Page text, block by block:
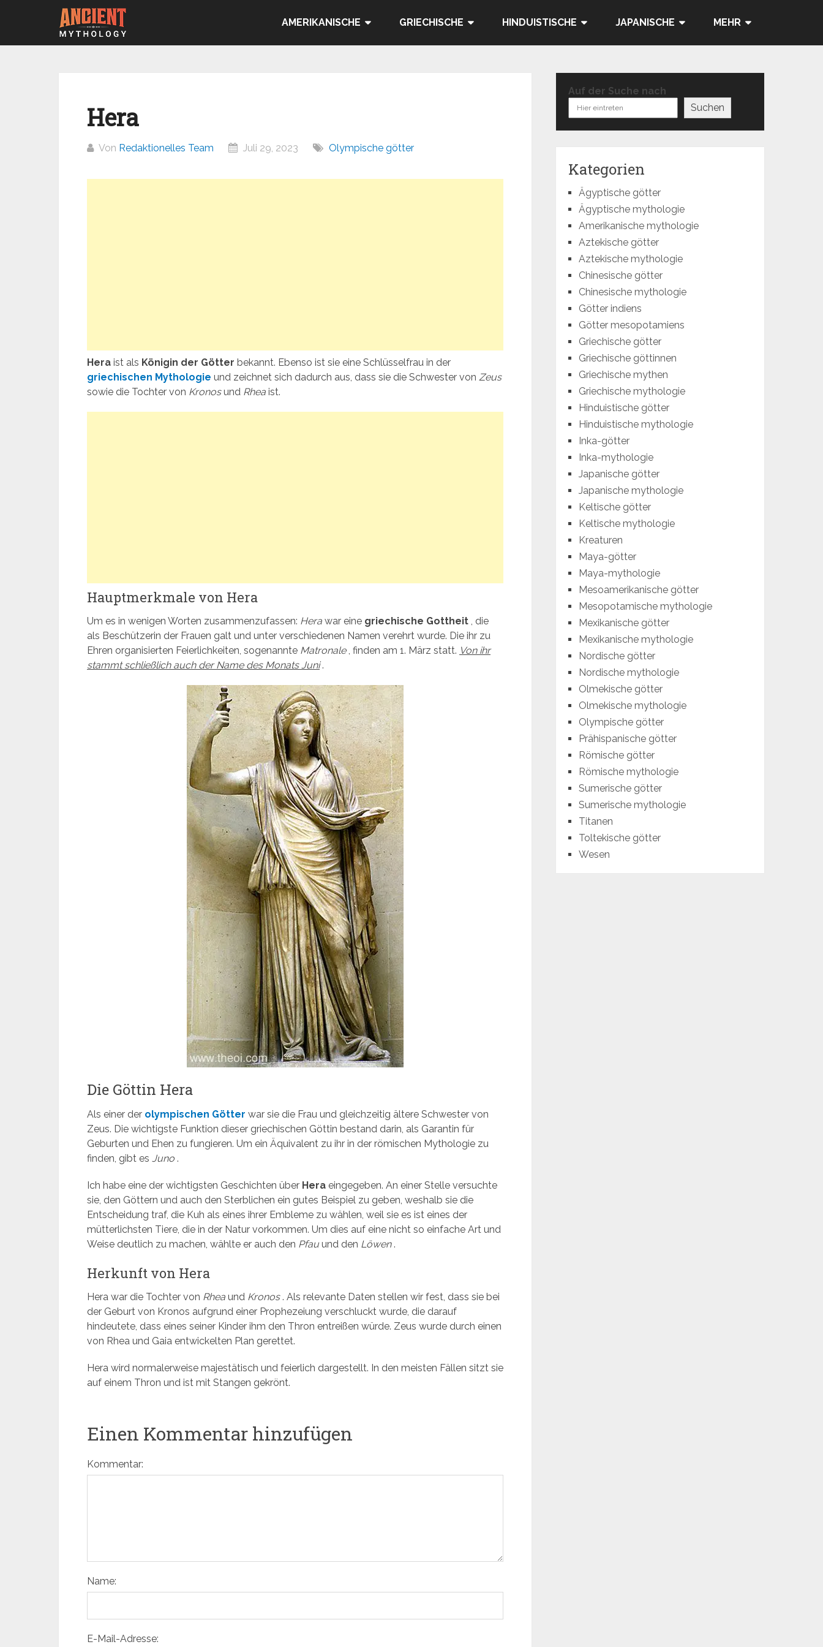
AMERIKANISCHE GRIECHISCHE HINDUISTISCHE JAPANISCHE MEHR
Hera
Von Redaktionelles Team Juli 29, 2023 Olympische götter
Hera ist als Königin der Götter bekannt. Ebenso ist sie eine Schlüsselfrau in der
griechischen Mythologie und zeichnet sich dadurch aus, dass sie die Schwester von Zeus
sowie die Tochter von Kronosund Rhea ist.
Hauptmerkmale von Hera
Um es in wenigen Worten zusammenzufassen: Hera war eine griechische Gottheit , die
als Beschützerin der Frauen galt und unter verschiedenen Namen verehrt wurde. Die ihr zu
Ehren organisierten Feierlichkeiten, sogenannte Matronale, finden am 1. März statt. Von ihr
stammt schließlich auch der Name des Monats Juni.
Die Göttin Hera
Als einer der olympischen Götter war sie die Frau und gleichzeitig ältere Schwester von
Zeus. Die wichtigste Funktion dieser griechischen Göttin bestand darin, als Garantin für
Geburten und Ehen zu fungieren. Um ein Äquivalent zu ihr in der römischen Mythologie zu
finden, gibt es Juno .
Ich habe eine der wichtigsten Geschichten über Hera eingegeben. An einer Stelle versuchte
sie, den Göttern und auch den Sterblichen ein gutes Beispiel zu geben, weshalb sie die
Entscheidung traf, die Kuh als eines ihrer Embleme zu wählen, weil sie es ist eines der
mütterlichsten Tiere, die in der Natur vorkommen. Um dies auf eine nicht so einfache Art und
Weise deutlich zu machen, wählte er auch den Pfau und den Löwen.
Herkunft von Hera
Hera war die Tochter von Rhea und Kronos. Als relevante Daten stellen wir fest, dass sie bei
der Geburt von Kronos aufgrund einer Prophezeiung verschluckt wurde, die darauf
hindeutete, dass eines seiner Kinder ihm den Thron entreißen würde. Zeus wurde durch einen
von Rhea und Gaia entwickelten Plan gerettet.
Hera wird normalerweise majestätisch und feierlich dargestellt. In den meisten Fällen sitzt sie
auf einem Thron und ist mit Stangen gekrönt.
Einen Kommentar hinzufügen
Kommentar:
Name:
E-Mail-Adresse:
Auf der Suche nach
Suchen
Kategorien
Ägyptische götter
Ägyptische mythologie
Amerikanische mythologie
Aztekische götter
Aztekische mythologie
Chinesische götter
Chinesische mythologie
Götter indiens
Götter mesopotamiens
Griechische götter
Griechische göttinnen
Griechische mythen
Griechische mythologie
Hinduistische götter
Hinduistische mythologie
Inka-götter
Inka-mythologie
Japanische götter
Japanische mythologie
Keltische götter
Keltische mythologie
Kreaturen
Maya-götter
Maya-mythologie
Mesoamerikanische götter
Mesopotamische mythologie
Mexikanische götter
Mexikanische mythologie
Nordische götter
Nordische mythologie
Olmekische götter
Olmekische mythologie
Olympische götter
Prähispanische götter
Römische götter
Römische mythologie
Sumerische götter
Sumerische mythologie
Titanen
Toltekische götter
Wesen